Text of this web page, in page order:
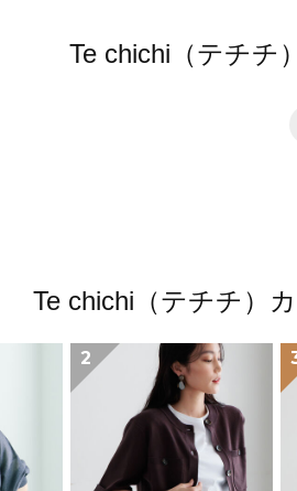
Te chichi（テチチ
Te chichi（テチチ）
2